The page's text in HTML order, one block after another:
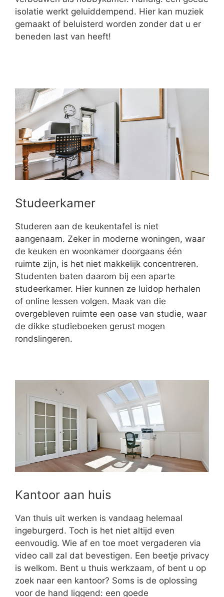
isolatie werkt geluiddempend. Hier kan muziek
gemaakt of beluisterd worden zonder dat u er
beneden last van heeft!
Studeerkamer
Studeren aan de keukentafel is niet
aangenaam. Zeker in moderne woningen, waar
de keuken en woonkamer doorgaans één
ruimte zijn, is het niet makkelijk concentreren.
Studenten baten daarom bij een aparte
studeerkamer. Hier kunnen ze luidop herhalen
of online lessen volgen. Maak van die
overgebleven ruimte een oase van studie, waar
de dikke studieboeken gerust mogen
rondslingeren.
Kantoor aan huis
Van thuis uit werken is vandaag helemaal
ingeburgerd. Toch is het niet altijd even
eenvoudig. Wie af en toe moet vergaderen via
video call zal dat bevestigen. Een beetje privacy
is welkom. Bent u thuis werkzaam, of bent u op
zoek naar een kantoor? Soms is de oplossing
voor de hand liggend: een goede